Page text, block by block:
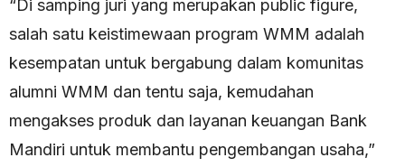
“Di samping juri yang merupakan public figure,
salah satu keistimewaan program WMM adalah
kesempatan untuk bergabung dalam komunitas
alumni WMM dan tentu saja, kemudahan
mengakses produk dan layanan keuangan Bank
Mandiri untuk membantu pengembangan usaha,”